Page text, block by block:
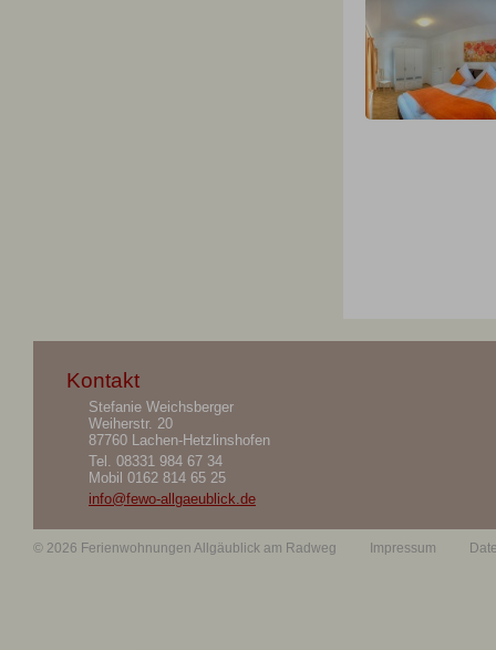
Kontakt
Stefanie Weichsberger
Weiherstr. 20
87760 Lachen-Hetzlinshofen
Tel. 08331 984 67 34
Mobil 0162 814 65 25
info@fewo-allgaeublick.de
© 2026 Ferienwohnungen Allgäublick am Radweg Impressum